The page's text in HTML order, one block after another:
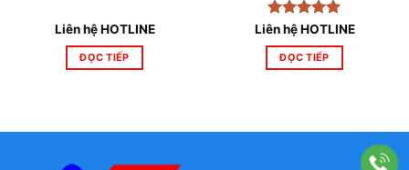
Liên hệ HOTLINE
ĐỌC TIẾP
Được xếp
hạng55
sao
Liên hệ HOTLINE
ĐỌC TIẾP